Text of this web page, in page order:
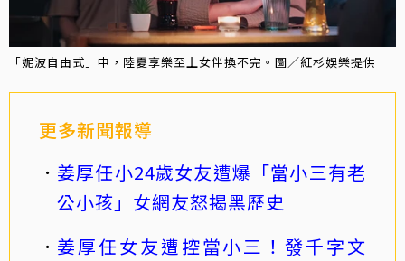
「妮波自由式」中，陸夏享樂至上女伴換不完。圖／紅杉娛樂提供
更多新聞報導
姜厚任小24歲女友遭爆「當小三有老
公小孩」女網友怒揭黑歷史
姜厚任女友遭控當小三！發千字文